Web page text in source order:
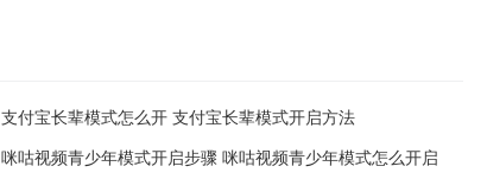
支付宝长辈模式怎么开 支付宝长辈模式开启方法
咪咕视频青少年模式开启步骤 咪咕视频青少年模式怎么开启